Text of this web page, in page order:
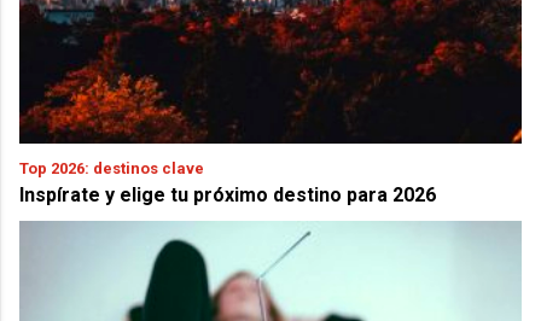
Top 2026: destinos clave
Inspírate y elige tu próximo destino para 2026